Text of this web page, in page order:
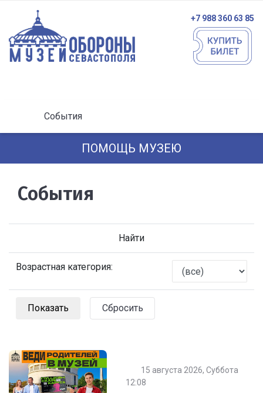
+7 988 360 63 85
События
ПОМОЩЬ МУЗЕЮ
События
Найти
Возрастная категория:
Сбросить
15 августа 2026, Суббота
12:08